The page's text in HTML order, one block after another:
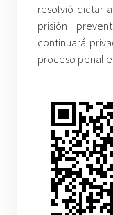
resolvió dictar
prisión
continuará
proceso penal